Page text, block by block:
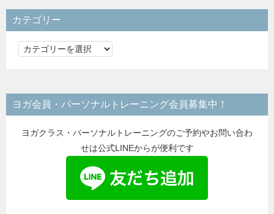
カテゴリー
カ
リ
ー
ヨガ会員・パーソナルトレーニング会員募集中！
ヨガクラス・パーソナルトレーニングのご予約やお問い合わ
せは公式LINEからが便利です